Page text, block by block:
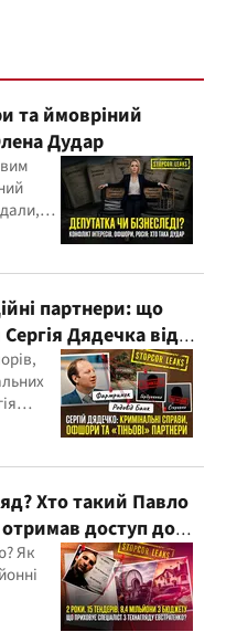
та ймовріний
Дудар
партнери: що
Дядечка від
Хто такий Павло
доступ до
Як